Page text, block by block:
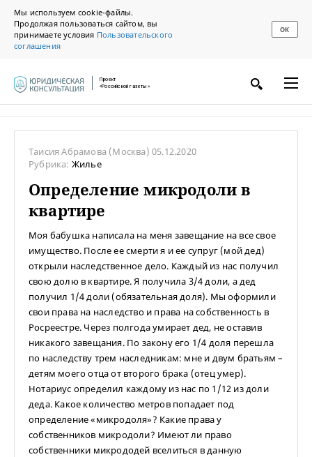
Мы используем cookie-файлы.
Продолжая пользоваться сайтом, вы
принимаете условия Пользовательского
соглашения
ОК
Проект
«Российской газеты»
Таисия Абрамова (Москва) 05.12.2020
Рубрика: Жилье
Определение микродоли в
квартире
Моя бабушка написала на меня завещание на все свое
имущество. После ее смерти я и ее супруг (мой дед)
открыли наследственное дело. Каждый из нас получил
свою долю в квартире. Я получила 3/4 доли, а дед
получил 1/4 доли (обязательная доля). Мы оформили
свои права на наследство и права на собственность в
Росреестре. Через полгода умирает дед, не оставив
никакого завещания. По закону его 1/4 доля перешла
по наследству трем наследникам: мне и двум братьям –
детям моего отца от второго брака (отец умер).
Нотариус определил каждому из нас по 1/12 из доли
деда. Какое количество метров попадает под
определение «микродоля»? Какие права у
собственников микродоли? Имеют ли право
собственники микрододей вселиться в данную